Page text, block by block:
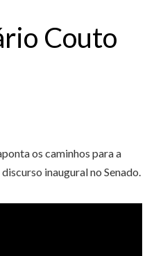
Couto
os caminhos para a
inaugural no Senado.